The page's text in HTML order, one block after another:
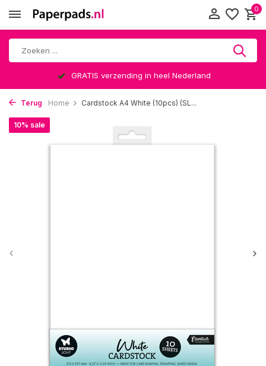
0
GRATIS verzending in heel Nederland
Terug Home Cardstock A4 White (10pcs) (SL...
10% sale